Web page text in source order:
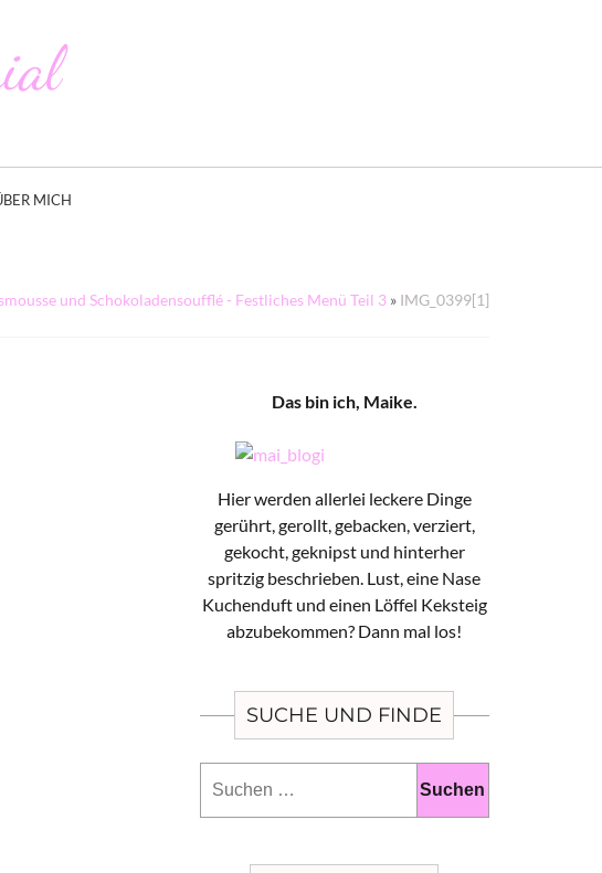
MICH
und Schokoladensoufflé - Festliches Menü Teil 3 » IMG_0399[1]
Das bin ich, Maike.
Hier werden allerlei leckere Dinge
gerührt, gerollt, gebacken, verziert,
gekocht, geknipst und hinterher
spritzig beschrieben. Lust, eine Nase
Kuchenduft und einen Löffel Keksteig
abzubekommen? Dann mal los!
SUCHE UND FINDE
nach: